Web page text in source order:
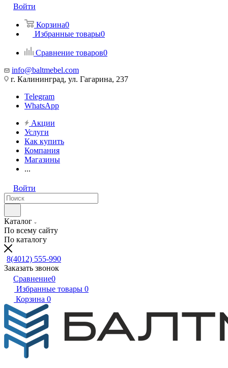
Войти
Корзина0
Избранные товары0
Сравнение товаров0
info@baltmebel.com
г. Калининград, ул. Гагарина, 237
Telegram
WhatsApp
Акции
Услуги
Как купить
Компания
Магазины
...
Войти
Каталог
По всему сайту
По каталогу
8(4012) 555-990
Заказать звонок
Сравнение0
Избранные товары 0
Корзина 0